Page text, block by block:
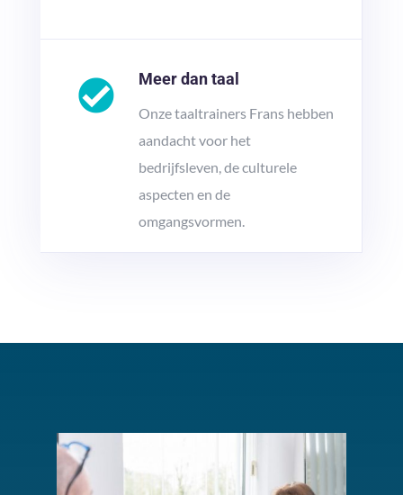
Meer dan taal
Onze taaltrainers Frans hebben
aandacht voor het
bedrijfsleven, de culturele
aspecten en de
omgangsvormen.